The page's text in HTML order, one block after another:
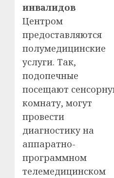
инвалидов
Центром
предоставляются
полумедицинские
услуги. Так,
подопечные
посещают
комнату, могут
провести
диагностику на
аппаратно-
программном
телемедицинском